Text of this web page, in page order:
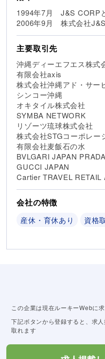
1994年7月 J&S CORP
2006年9月 株式会社
主要取引先
沖縄ディーエフエス株式
有限会社axis
株式会社沖縄アド・サー
シンコー沖縄
オキタイル株式会社
SYMBA NETWORK
リゾーツ琉球株式会社
株式会社STGコーポレー
有限会社麦飯石の水
BVLGARI JAPAN
GUCCI JAPAN
Cartier TRAVEL RETAIL
会社の特徴
産休・育休あり 資格
この企業は現在ルーキーWebに
下記ボタンから登録すると、求
取れます